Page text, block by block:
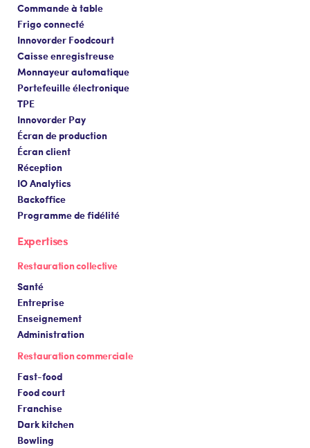
Commande à table
Frigo connecté
Innovorder Foodcourt
Caisse enregistreuse
Monnayeur automatique
Portefeuille électronique
TPE
Innovorder Pay
Écran de production
Écran client
Réception
IO Analytics
Backoffice
Programme de fidélité
Expertises
Restauration collective
Santé
Entreprise
Enseignement
Administration
Restauration commerciale
Fast-food
Food court
Franchise
Dark kitchen
Bowling